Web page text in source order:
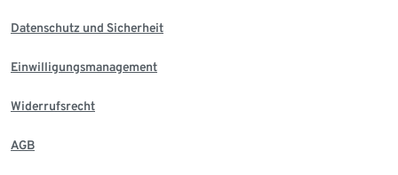
Datenschutz und Sicherheit
Einwilligungsmanagement
Widerrufsrecht
AGB